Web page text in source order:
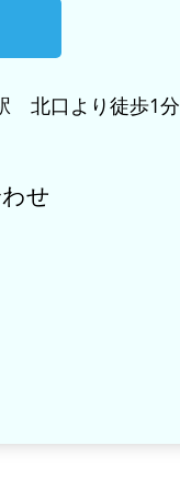
北口より徒歩1分
せ